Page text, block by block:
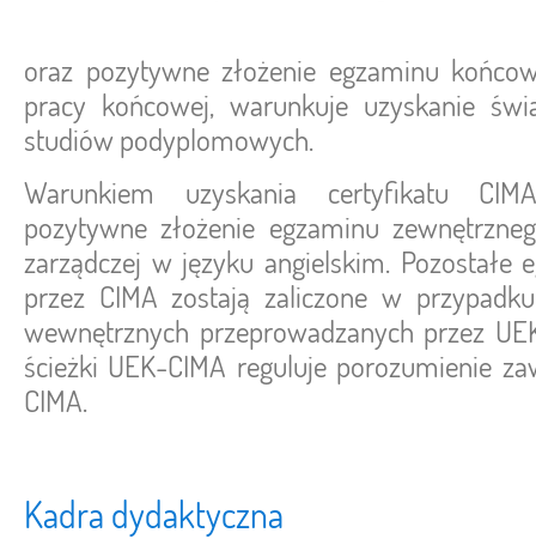
oraz pozytywne złożenie egzaminu
pracy końcowej, warunkuje uzyskanie
studiów podyplomowych.
Warunkiem uzyskania certyfikatu
pozytywne złożenie egzaminu
zarządczej w języku angielskim. Pozostałe
przez CIMA zostają zaliczone w
wewnętrznych przeprowadzanych przez
ścieżki UEK-CIMA reguluje porozumienie
CIMA.
Kadra dydaktyczna